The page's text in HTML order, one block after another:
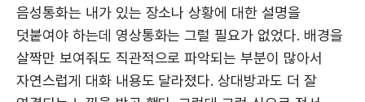
음성통화는 내가 있는 장소나 상황에 대한 설명을
덧붙여야 하는데 영상통화는 그럴 필요가 없었다. 배경을
살짝만 보여줘도 직관적으로 파악되는 부분이 많아서
자연스럽게 대화 내용도 달라졌다. 상대방과도 더 잘